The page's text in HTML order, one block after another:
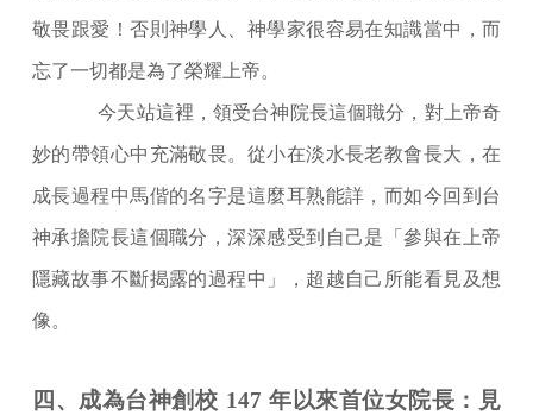
敬畏跟愛！否則神學人、神學家很容易在知識當中，而
忘了一切都是為了榮耀上帝。
今天站這裡，領受台神院長這個職分，對上帝奇
妙的帶領心中充滿敬畏。從小在淡水長老教會長大，在
成長過程中馬偕的名字是這麼耳熟能詳，而如今回到台
神承擔院長這個職分，深深感受到自己是「參與在上帝
隱藏故事不斷揭露的過程中」，超越自己所能看見及想
像。
四、成為台神創校 147 年以來首位女院長：見